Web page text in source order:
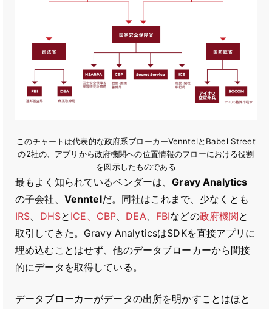
このチャートは代表的な政府系ブローカーVenntelとBabel Street
の2社の、アプリから政府機関への位置情報のフローにおける役割
を図示したものである
最もよく知られているベンダーは、Gravy Analytics
の子会社、 Venntelだ。同社はこれまで、少なくとも
IRS、 DHSと ICE、CBP、 DEA、 FBIなどの政府機関と
取引してきた。Gravy AnalyticsはSDKを直接アプリに
埋め込むことはせず、他のデータブローカーから間接
的にデータを取得している。
データブローカーがデータの出所を明かすことはほと